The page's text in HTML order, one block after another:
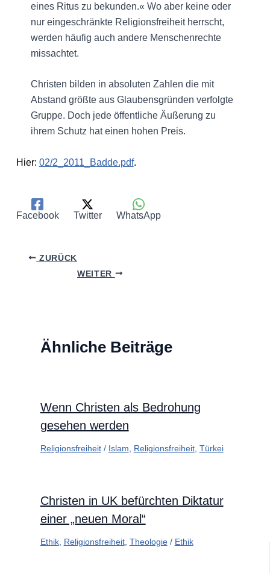
eines Ritus zu bekunden.« Wo aber keine oder
nur eingeschränkte Religionsfreiheit herrscht,
werden häufig auch andere Menschenrechte
missachtet.
Christen bilden in absoluten Zahlen die mit
Abstand größte aus Glaubensgründen verfolgte
Gruppe. Doch jede öffentliche Äußerung zu
ihrem Schutz hat einen hohen Preis.
Hier: 02/2_2011_Badde.pdf.
Facebook Twitter WhatsApp
ZURÜCK
WEITER
Ähnliche Beiträge
Wenn Christen als Bedrohung
gesehen werden
Religionsfreiheit/ Islam Religionsfreiheit, Türkei
Christen in UK befürchten Diktatur
einer „neuen Moral“
Ethik, Religionsfreiheit, Theologie/ Ethik